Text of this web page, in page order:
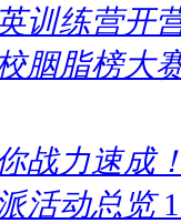
训练营开
胭脂榜大
战力速成
活动总览